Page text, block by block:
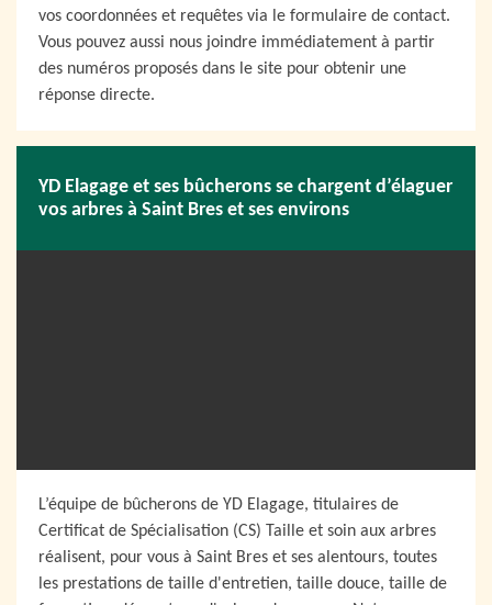
vos coordonnées et requêtes via le formulaire de contact.
Vous pouvez aussi nous joindre immédiatement à partir
des numéros proposés dans le site pour obtenir une
réponse directe.
YD Elagage et ses bûcherons se chargent d’élaguer
vos arbres à Saint Bres et ses environs
L’équipe de bûcherons de YD Elagage, titulaires de
Certificat de Spécialisation (CS) Taille et soin aux arbres
réalisent, pour vous à Saint Bres et ses alentours, toutes
les prestations de taille d'entretien, taille douce, taille de